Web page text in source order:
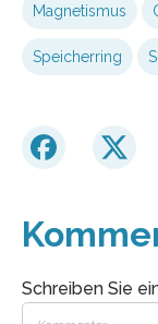
Magnetismus
Speicherring
Schreiben Sie